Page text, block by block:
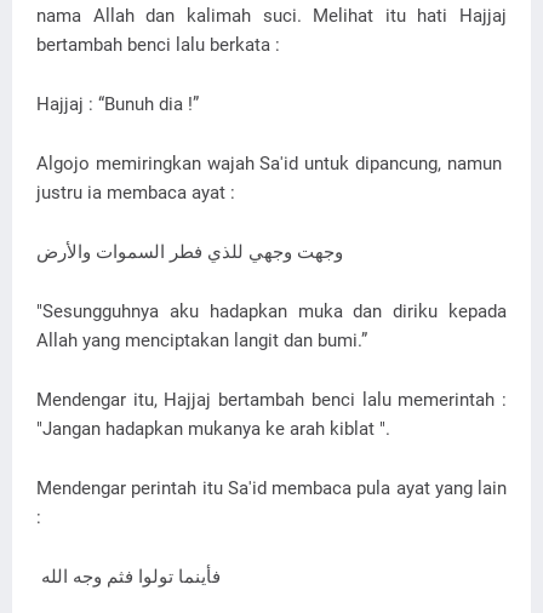
nama Allah dan kalimah suci. Melihat itu hati Hajjaj
bertambah benci lalu berkata :
Hajjaj : “Bunuh dia !”
Algojo memiringkan wajah Sa'id untuk dipancung, namun
justru ia membaca ayat :
وجهت وجهي للذي فطر السموات والأرض
"Sesungguhnya aku hadapkan muka dan diriku kepada
Allah yang menciptakan langit dan bumi.”
Mendengar itu, Hajjaj bertambah benci lalu memerintah :
"Jangan hadapkan mukanya ke arah kiblat ".
Mendengar perintah itu Sa'id membaca pula ayat yang lain
:
فأينما تولوا فثم وجه الله